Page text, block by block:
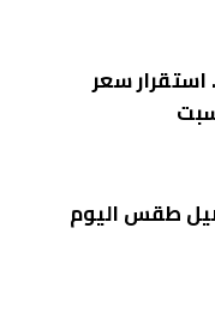
استقرار سعر
طقس اليوم